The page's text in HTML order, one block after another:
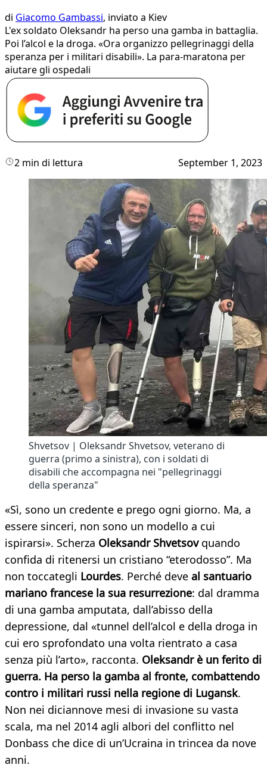
di Giacomo Gambassi, inviato a Kiev
L'ex soldato Oleksandr ha perso una gamba in battaglia.
Poi l’alcol e la droga. «Ora organizzo pellegrinaggi della
speranza per i militari disabili». La para-maratona per
aiutare gli ospedali
2 min di lettura September 1, 2023
Shvetsov | Oleksandr Shvetsov, veterano di
guerra (primo a sinistra), con i soldati di
disabili che accompagna nei "pellegrinaggi
della speranza"
«Sì, sono un credente e prego ogni giorno. Ma, a
essere sinceri, non sono un modello a cui
ispirarsi». Scherza Oleksandr Shvetsovquando
confida di ritenersi un cristiano “eterodosso”. Ma
non toccategli Lourdes. Perché deve al santuario
mariano francese la sua resurrezione: dal dramma
di una gamba amputata, dall’abisso della
depressione, dal «tunnel dell’alcol e della droga in
cui ero sprofondato una volta rientrato a casa
senza più l’arto», racconta. Oleksandr è un ferito di
guerra. Ha perso la gamba al fronte, combattendo
contro i militari russi nella regione di Lugansk.
Non nei diciannove mesi di invasione su vasta
scala, ma nel 2014 agli albori del conflitto nel
Donbass che dice di un’Ucraina in trincea da nove
anni.